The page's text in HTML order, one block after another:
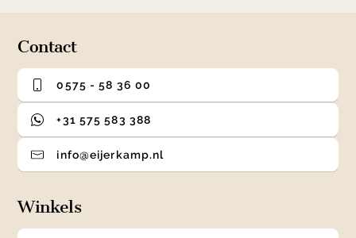
Contact
0575 - 58 36 00
+31 575 583 388
info@eijerkamp.nl
Winkels